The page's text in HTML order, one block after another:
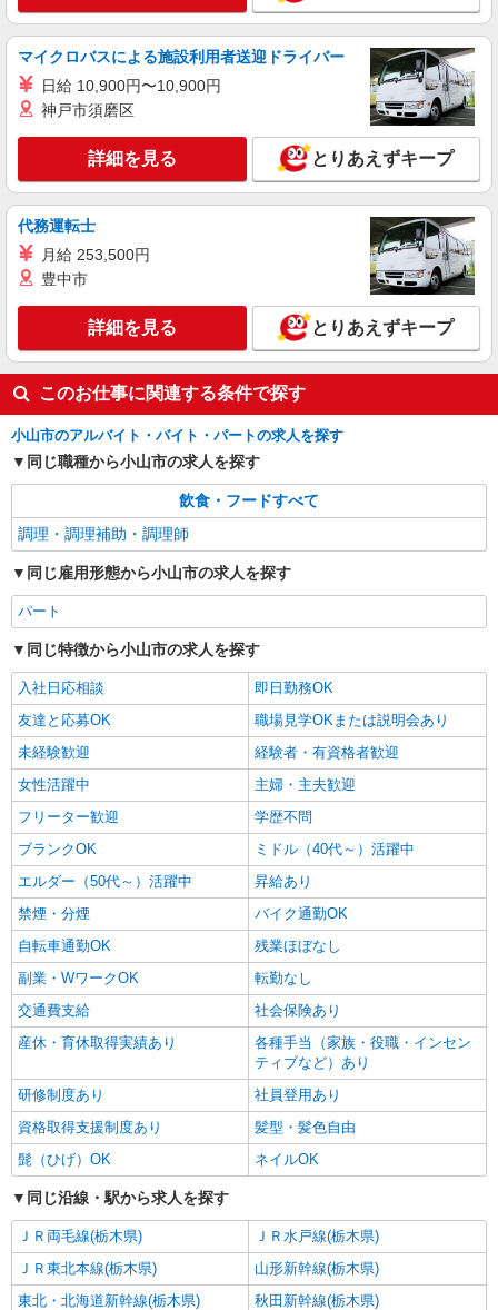
アルバイト パート
すき家 4号小山間々田店
すき家の店舗スタッフ（接客・調理・清掃な
ど）
時給1,130円 ※22:00〜翌5:00：時給1,413円 ※
高校生時給1,080円 ※早朝手当（5:00〜9:00）時給
＋150円栃木県小山市間々田五料2416-5
キープ 詳細を見る
アルバイト パート
すき家 小山犬塚店
すき家の店舗スタッフ（接客・調理・清掃な
ど）
時給1,450円
栃木県小山市犬塚1丁目4番3
キープ 詳細を見る
アルバイト パート
すき家の店舗スタッフ（接客・調理・清掃な
ど）
時給1,130円 ※22:00〜翌5:00：時給1,413円 ※
高校生時給1,080円 ※早朝手当（5:00〜9:00）時給
栃木県小山市西城南4-19-7
キープ 詳細を見る
マイクロバスによる施設利用者送迎ドライバー
日給 10,900円〜10,900円
神戸市須磨区
詳細を見る とりあえずキープ
代務運転士
月給 253,500円
豊中市
詳細を見る とりあえずキープ
このお仕事に関連する条件で探す
小山市のアルバイト・バイト・パートの求人を探す
同じ職種から小山市の求人を探す
飲食・フードすべて
調理・調理補助・調理師
同じ雇用形態から小山市の求人を探す
パート
同じ特徴から小山市の求人を探す
入社日応相談
即日勤務OK
友達と応募OK
職場見学OKまたは説明会あり
未経験歓迎
経験者・有資格者歓迎
女性活躍中
主婦・主夫歓迎
フリーター歓迎
学歴不問
ブランクOK
ミドル（40代～）活躍中
エルダー（50代～）活躍中
昇給あり
禁煙・分煙
バイク通勤OK
自転車通勤OK
残業ほぼなし
副業・WワークOK
転勤なし
交通費支給
社会保険あり
産休・育休取得実績あり
各種手当（家族・役職・インセン
ティブなど）あり
研修制度あり
社員登用あり
資格取得支援制度あり
髪型・髪色自由
髭（ひげ）OK
ネイルOK
同じ沿線・駅から求人を探す
ＪＲ両毛線(栃木県)
ＪＲ水戸線(栃木県)
ＪＲ東北本線(栃木県)
山形新幹線(栃木県)
東北・北海道新幹線(栃木県)
秋田新幹線(栃木県)